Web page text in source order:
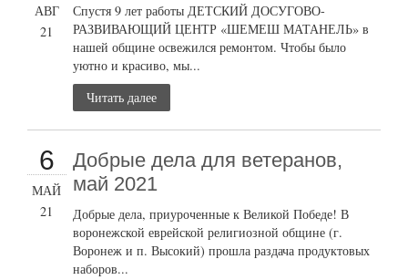
АВГ
21
Спустя 9 лет работы ДЕТСКИЙ ДОСУГОВО-
РАЗВИВАЮЩИЙ ЦЕНТР «ШЕМЕШ МАТАНЕЛЬ» в
нашей общине освежился ремонтом. Чтобы было
уютно и красиво, мы...
Читать далее
6
МАЙ
21
Добрые дела для ветеранов,
май 2021
Добрые дела, приуроченные к Великой Победе! В
воронежской еврейской религиозной общине (г.
Воронеж и п. Высокий) прошла раздача продуктовых
наборов...